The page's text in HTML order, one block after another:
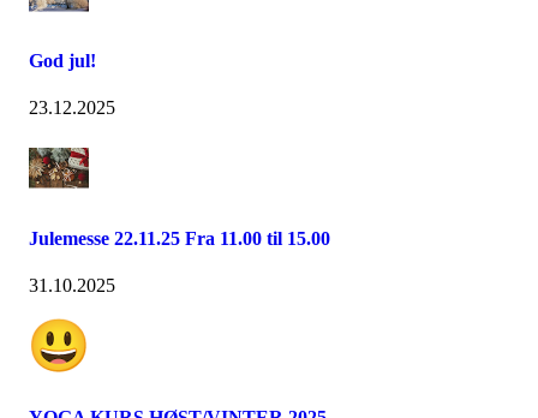
God jul!
23.12.2025
Julemesse 22.11.25 Fra 11.00 til 15.00
31.10.2025